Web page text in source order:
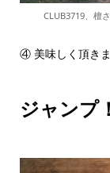
CLUB3719、檀
④ 美味しく頂き
ジャンプ